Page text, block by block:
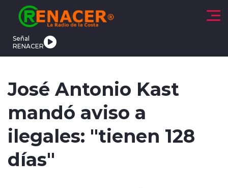
Click acá para ir directamente al contenido
Señal
RENACER
José Antonio Kast
mandó aviso a
ilegales: "tienen 128
días"